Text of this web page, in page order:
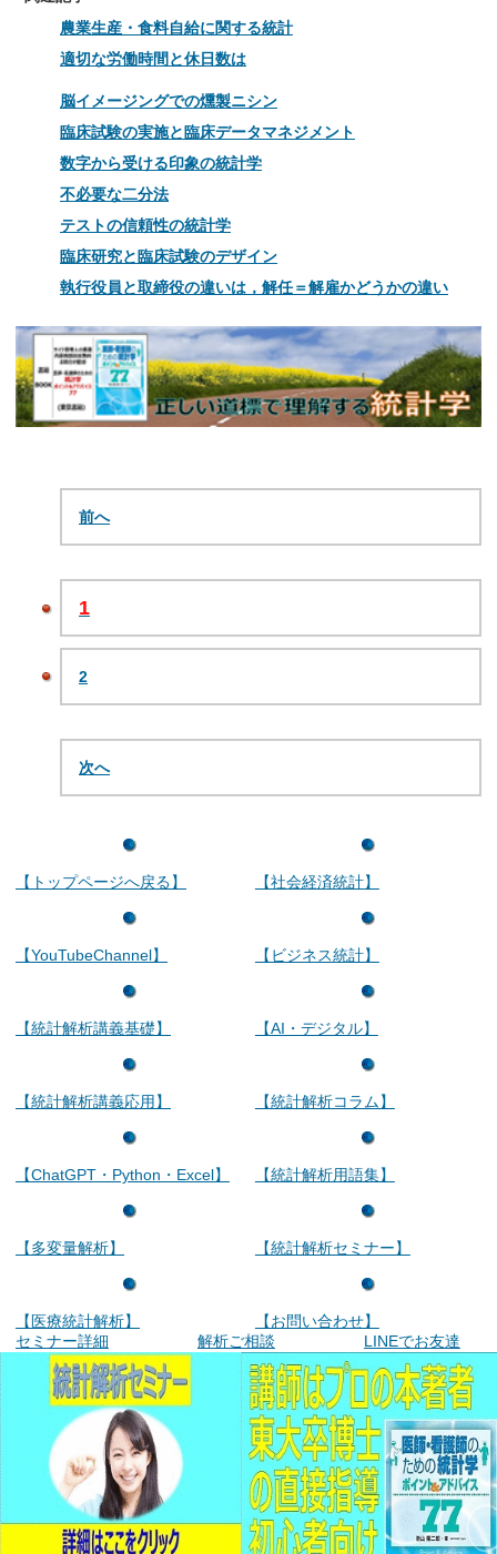
農業生産・食料自給に関する統計
適切な労働時間と休日数は
脳イメージングでの燻製ニシン
臨床試験の実施と臨床データマネジメント
数字から受ける印象の統計学
不必要な二分法
テストの信頼性の統計学
臨床研究と臨床試験のデザイン
執行役員と取締役の違いは，解任＝解雇かどうかの違い
前へ
1
2
次へ
【トップページへ戻る】
【YouTubeChannel】
【統計解析講義基礎】
【統計解析講義応用】
【ChatGPT・Python・Excel】
【多変量解析】
【医療統計解析】
【社会経済統計】
【ビジネス統計】
【AI・デジタル】
【統計解析コラム】
【統計解析用語集】
【統計解析セミナー】
【お問い合わせ】
セミナー詳細
解析ご相談 LINEでお友達